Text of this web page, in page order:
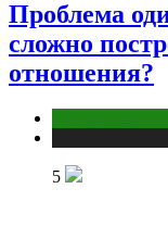
Проблема
сложно
отношения?
5